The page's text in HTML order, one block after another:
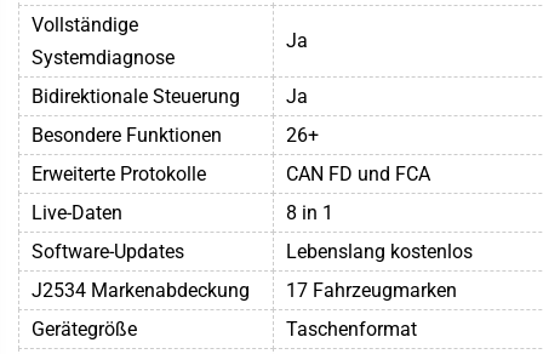
Vollständige
Systemdiagnose
Ja
Bidirektionale Steuerung
Ja
Besondere Funktionen
26+
Erweiterte Protokolle
CAN FD und FCA
Live-Daten
8 in 1
Software-Updates
Lebenslang kostenlos
J2534 Markenabdeckung
17 Fahrzeugmarken
Gerätegröße
Taschenformat